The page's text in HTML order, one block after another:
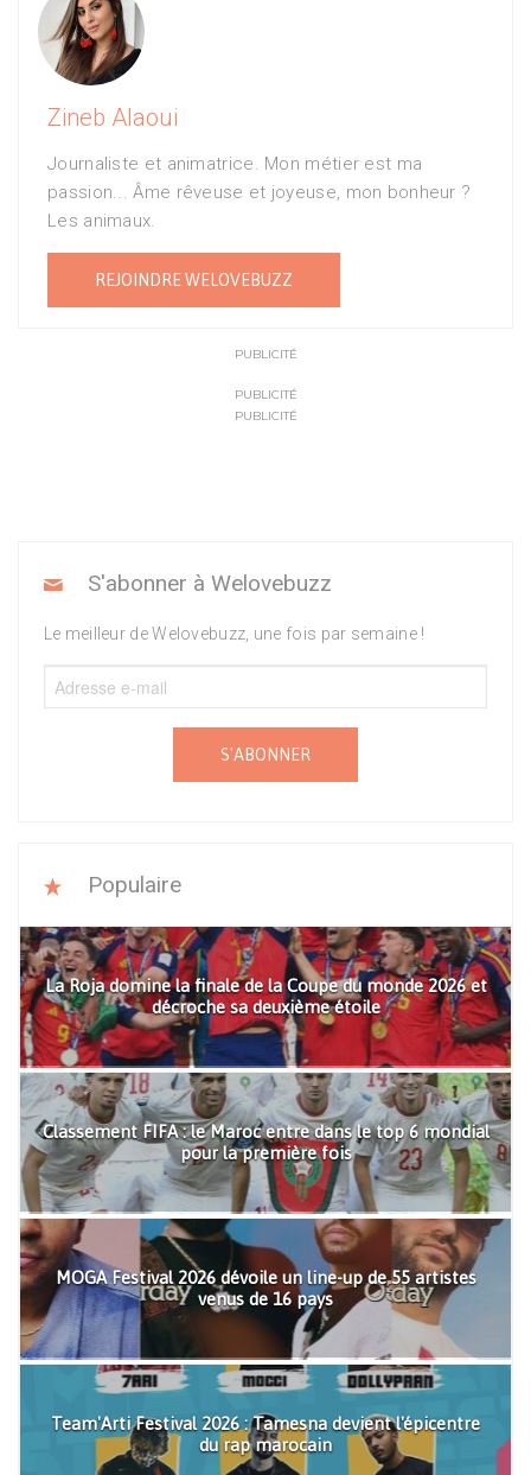
Zineb Alaoui
Journaliste et animatrice. Mon métier est ma
passion... Âme rêveuse et joyeuse, mon bonheur ?
Les animaux.
REJOINDRE WELOVEBUZZ
PUBLICITÉ
PUBLICITÉ
PUBLICITÉ
S'abonner à Welovebuzz
Le meilleur de Welovebuzz, une fois par semaine !
S'ABONNER
Populaire
La Roja domine la finale de la Coupe du monde 2026 et
décroche sa deuxième étoile
Classement FIFA : le Maroc entre dans le top 6 mondial
pour la première fois
MOGA Festival 2026 dévoile un line-up de 55 artistes
venus de 16 pays
Team'Arti Festival 2026 : Tamesna devient l'épicentre
du rap marocain